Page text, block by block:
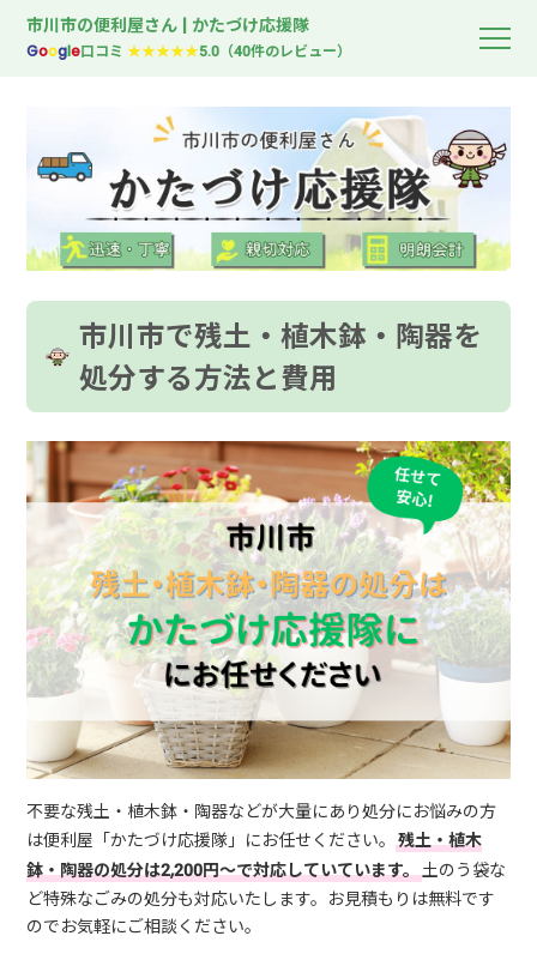
市川市の便利屋さん | かたづけ応援隊
Google口コミ★★★★★5.0（40件のレビュー）
市川市で残土・植木鉢・陶器を
処分する方法と費用
不要な残土・植木鉢・陶器などが大量にあり処分にお悩みの方
は便利屋「かたづけ応援隊」にお任せください。残土・植木
鉢・陶器の処分は2,200円～で対応していています。土のう袋な
ど特殊なごみの処分も対応いたします。お見積もりは無料です
のでお気軽にご相談ください。